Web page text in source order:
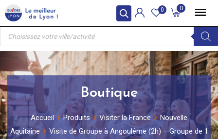
Skip
to
content
0
0
Recherche
produits
Boutique
Accueil Produits Visiter la France
Nouvelle
Aquitaine
Visite de Groupe à Angoulême (2h) – Groupe de 1